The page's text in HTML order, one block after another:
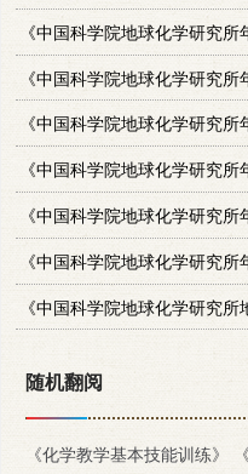
《中国科学院地球化学研究所
《中国科学院地球化学研究所
《中国科学院地球化学研究所
《中国科学院地球化学研究所
《中国科学院地球化学研究所
《中国科学院地球化学研究所
《中国科学院地球化学研究所
随机翻阅
《化学教学基本技能训练》